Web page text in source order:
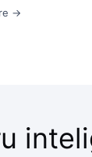
→